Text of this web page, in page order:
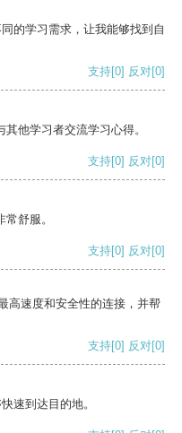
的学习需求，让我能够找到自
支持[0] 反对[0]
他学习者交流学习心得。
支持[0] 反对[0]
舒服。
支持[0] 反对[0]
高速度和安全性的连接，并帮
支持[0] 反对[0]
速到达目的地。